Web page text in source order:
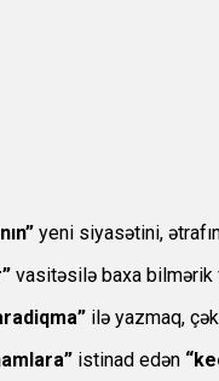
yeni siyasətini,
vasitəsilə baxa bilmərik
ilə yazmaq,
istinad edən